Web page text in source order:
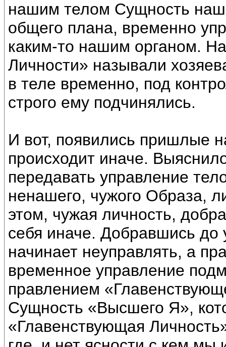
нашим телом Сущность
общего плана, временно
каким-то нашим органом.
Личности» называли
в теле временно, под
строго ему подчинялись.
И вот, появились пришлые
происходит иначе.
передавать управление
ненашего, чужого Образа,
этом, чужая личность,
себя иначе. Добравшись до
начинает неуправлять, а
временное управление
правлением
Сущность «Высшего Я»,
«Главенствующая